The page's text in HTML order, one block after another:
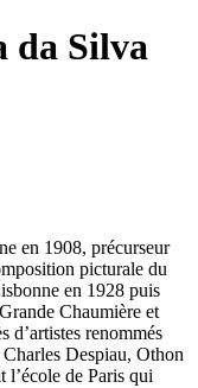
da Silva
en 1908, précurseur
picturale du
en 1928 puis
Chaumière et
d’artistes renommés
Despiau, Othon
de Paris qui